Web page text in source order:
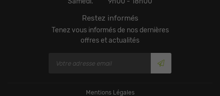
Restez informés
Tenez vous informés de nos dernières
offres et actualités
Mentions Légales